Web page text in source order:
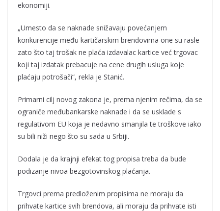
ekonomiji.
„Umesto da se naknade snižavaju povećanjem
konkurencije među kartičarskim brendovima one su rasle
zato što taj trošak ne plaća izdavalac kartice već trgovac
koji taj izdatak prebacuje na cene drugih usluga koje
plaćaju potrošači“, rekla je Stanić.
Primarni cilj novog zakona je, prema njenim rečima, da se
ograniče međubankarske naknade i da se usklade s
regulativom EU koja je nedavno smanjila te troškove iako
su bili niži nego što su sada u Srbiji.
Dodala je da krajnji efekat tog propisa treba da bude
podizanje nivoa bezgotovinskog plaćanja.
Trgovci prema predloženim propisima ne moraju da
prihvate kartice svih brendova, ali moraju da prihvate isti